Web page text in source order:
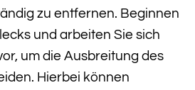
zu entfernen. Beginnen
und arbeiten Sie sich
um die Ausbreitung des
Hierbei können